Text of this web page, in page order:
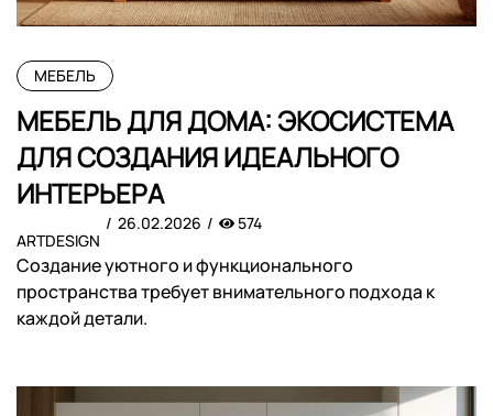
МЕБЕЛЬ
МЕБЕЛЬ ДЛЯ ДОМА: ЭКОСИСТЕМА
ДЛЯ СОЗДАНИЯ ИДЕАЛЬНОГО
ИНТЕРЬЕРА
ARTDESIGN
26.02.2026 574
Создание уютного и функционального
пространства требует внимательного подхода к
каждой детали.